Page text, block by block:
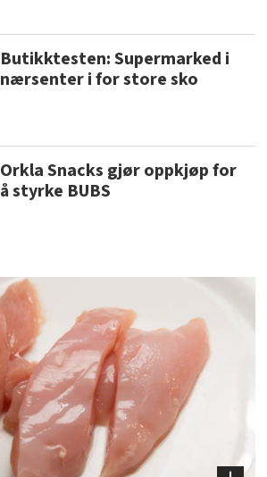
Butikktesten: Supermarked i
nærsenter i for store sko
Orkla Snacks gjør oppkjøp for
å styrke BUBS